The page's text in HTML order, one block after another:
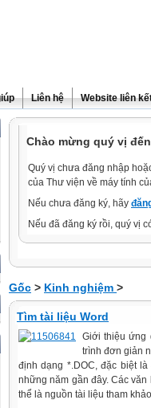
Liên hệ Website liên
Chào mừng quý vị
Quý vị chưa đăng nhập
của Thư viện về máy tính
Nếu chưa đăng ký, hãy
Nếu đã đăng ký rồi, quý vị
Gốc > Kinh nghiệm >
Tìm tài liệu Word
Giới thiệu ứng
trình đơn giản
định dạng *.DOC, đặc biệt
những năm gần đây. Các
thể là nguồn tài liệu tham